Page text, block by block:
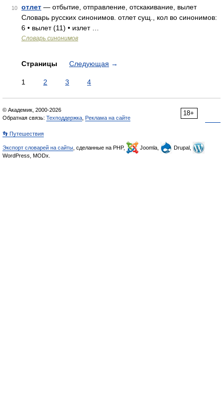
10 отлет — отбытие, отправление, отскакивание, вылет
Словарь русских синонимов. отлет сущ., кол во синонимов:
6 • вылет (11) • излет …
Словарь синонимов
Страницы Следующая →
1 2 3 4
18+
© Академик, 2000-2026
Обратная связь: Техподдержка Реклама на сайте
👣 Путешествия
Экспорт словарей на сайты , сделанные на PHP, Joomla,
Drupal,
WordPress, MODx.